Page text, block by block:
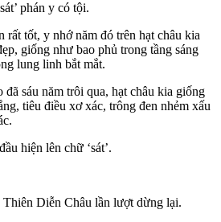
phán y có tội.
tốt, y nhớ năm đó trên hạt châu kia
giống như bao phủ trong tầng sáng
lung linh bắt mắt.
sáu năm trôi qua, hạt châu kia giống
tiêu điều xơ xác, trông đen nhẻm xấu
hiện lên chữ ‘sát’.
Diễn Châu lần lượt dừng lại.